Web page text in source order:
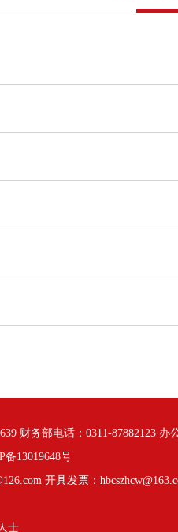
财务部电话：0311-87882123 办
备13019648号
开具发票：
士